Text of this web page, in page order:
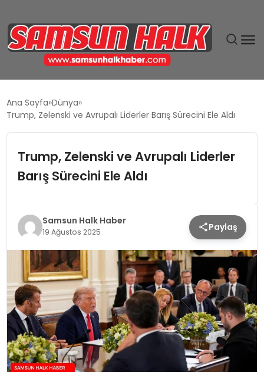
EKONOMI
GÜNDEM
MAGAZIN
SIYASET
SPOR
TEKNOLOJI
YAŞAM
Ana Sayfa Dünya
Trump, Zelenski ve Avrupalı Liderler Barış Sürecini Ele Aldı
Trump, Zelenski ve Avrupalı Liderler
Barış Sürecini Ele Aldı
Samsun Halk Haber
19 Ağustos 2025 Paylaş